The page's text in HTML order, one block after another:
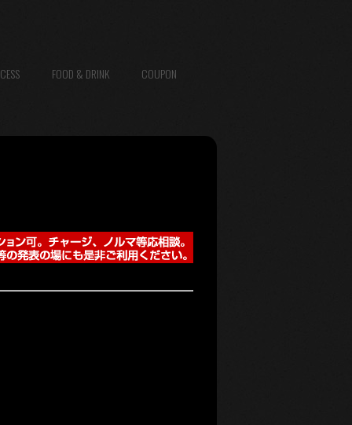
FOOD & DRINK COUPON